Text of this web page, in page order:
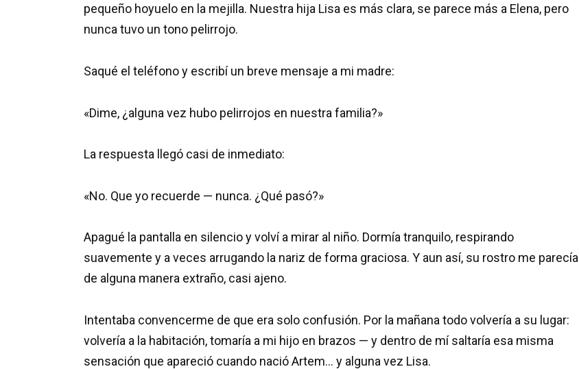
pequeño hoyuelo en la mejilla. Nuestra hija Lisa es más clara, se parece más a Elena, pero
nunca tuvo un tono pelirrojo.
Saqué el teléfono y escribí un breve mensaje a mi madre:
«Dime, ¿alguna vez hubo pelirrojos en nuestra familia?»
La respuesta llegó casi de inmediato:
«No. Que yo recuerde — nunca. ¿Qué pasó?»
Apagué la pantalla en silencio y volví a mirar al niño. Dormía tranquilo, respirando
suavemente y a veces arrugando la nariz de forma graciosa. Y aun así, su rostro me parecía
de alguna manera extraño, casi ajeno.
Intentaba convencerme de que era solo confusión. Por la mañana todo volvería a su lugar:
volvería a la habitación, tomaría a mi hijo en brazos — y dentro de mí saltaría esa misma
sensación que apareció cuando nació Artem… y alguna vez Lisa.